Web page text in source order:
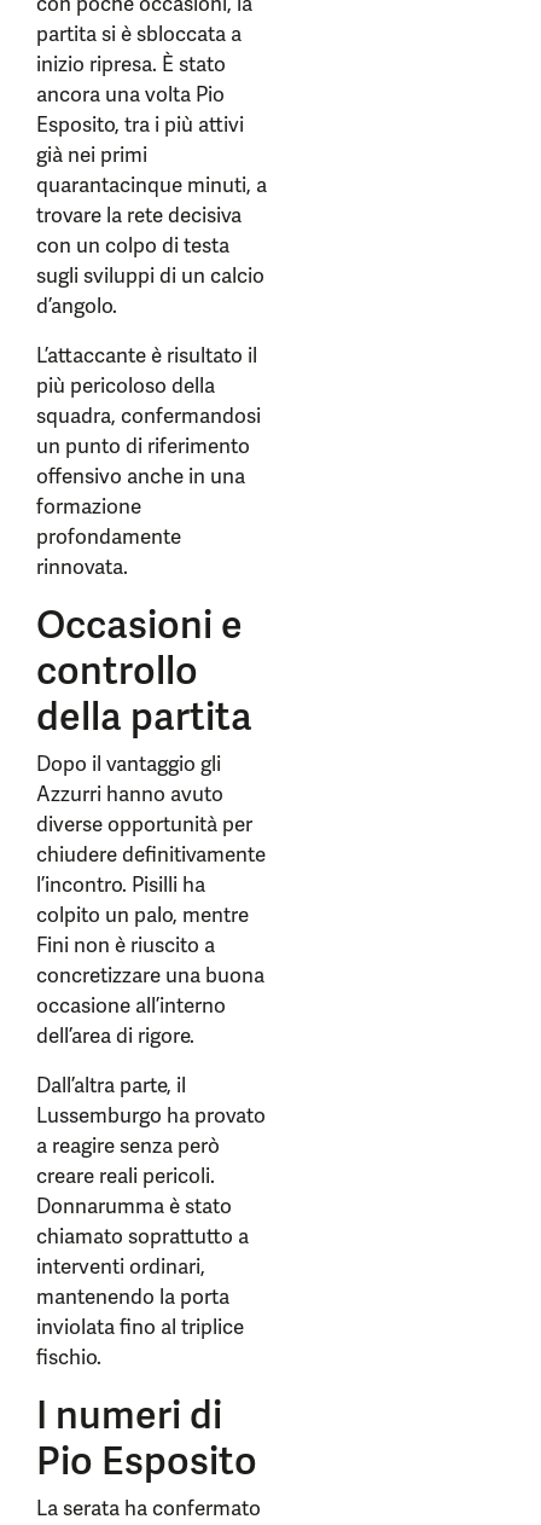
partita si è sbloccata a
inizio ripresa. È stato
ancora una volta Pio
Esposito, tra i più attivi
già nei primi
quarantacinque minuti, a
trovare la rete decisiva
con un colpo di testa
sugli sviluppi di un calcio
d’angolo.
L’attaccante è risultato il
più pericoloso della
squadra, confermandosi
un punto di riferimento
offensivo anche in una
formazione
profondamente
rinnovata.
Occasioni e
controllo
della partita
Dopo il vantaggio gli
Azzurri hanno avuto
diverse opportunità per
chiudere definitivamente
l’incontro. Pisilli ha
colpito un palo, mentre
Fini non è riuscito a
concretizzare una buona
occasione all’interno
dell’area di rigore.
Dall’altra parte, il
Lussemburgo ha provato
a reagire senza però
creare reali pericoli.
Donnarumma è stato
chiamato soprattutto a
interventi ordinari,
mantenendo la porta
inviolata fino al triplice
fischio.
I numeri di
Pio Esposito
La serata ha confermato